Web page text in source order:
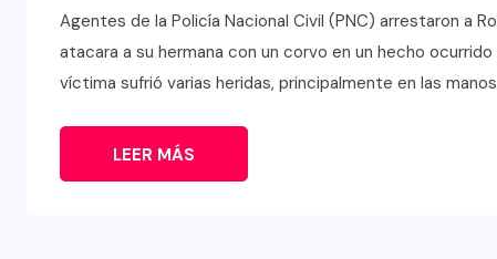
Agentes de la Policía Nacional Civil (PNC) arrestaron a
atacara a su hermana con un corvo en un hecho
víctima sufrió varias heridas, principalmente en las
LEER MÁS